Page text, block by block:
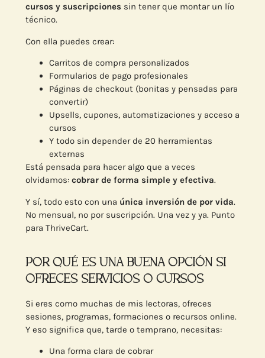
cursos y suscripciones sin tener que montar un lío
técnico.
Con ella puedes crear:
Carritos de compra personalizados
Formularios de pago profesionales
Páginas de checkout (bonitas y pensadas para
convertir)
Upsells, cupones, automatizaciones y acceso a
cursos
Y todo sin depender de 20 herramientas
externas
Está pensada para hacer algo que a veces
olvidamos: cobrar de forma simple y efectiva.
Y sí, todo esto con una única inversión de por vida.
No mensual, no por suscripción. Una vez y ya. Punto
para ThriveCart.
POR QUÉ ES UNA BUENA OPCIÓN SI
OFRECES SERVICIOS O CURSOS
Si eres como muchas de mis lectoras, ofreces
sesiones, programas, formaciones o recursos online.
Y eso significa que, tarde o temprano, necesitas:
Una forma clara de cobrar